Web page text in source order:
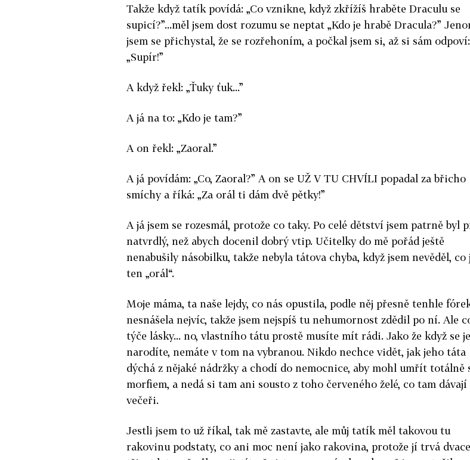
Takže když tatík povídá: „Co vznikne, když zkřížíš hraběte Draculu se
supicí?”...měl jsem dost rozumu se neptat „Kdo je hrabě Dracula?”
jsem se přichystal, že se rozřehoním, a počkal jsem si, až si sám odpoví:
„Supír!”
A když řekl: „Ťuky ťuk...”
A já na to: „Kdo je tam?”
A on řekl: „Zaoral.”
A já povídám: „Co, Zaoral?” A on se UŽ V TU CHVÍLI popadal za břicho
smíchy a říká: „Za orál ti dám dvě pětky!”
A já jsem se rozesmál, protože co taky. Po celé dětství jsem patrně byl
natvrdlý, než abych docenil dobrý vtip. Učitelky do mě pořád ještě
nenabušily násobilku, takže nebyla tátova chyba, když jsem nevěděl, co
ten „orál“.
Moje máma, ta naše lejdy, co nás opustila, podle něj přesně tenhle
nesnášela nejvíc, takže jsem nejspíš tu nehumornost zdědil po ní. Ale
týče lásky... no, vlastního tátu prostě musíte mít rádi. Jako že když se
narodíte, nemáte v tom na vybranou. Nikdo nechce vidět, jak jeho táta
dýchá z nějaké nádržky a chodí do nemocnice, aby mohl umřít totálně
morfiem, a nedá si tam ani sousto z toho červeného želé, co tam dávají
večeři.
Jestli jsem to už říkal, tak mě zastavte, ale můj tatík měl takovou tu
rakovinu podstaty, co ani moc není jako rakovina, protože jí trvá